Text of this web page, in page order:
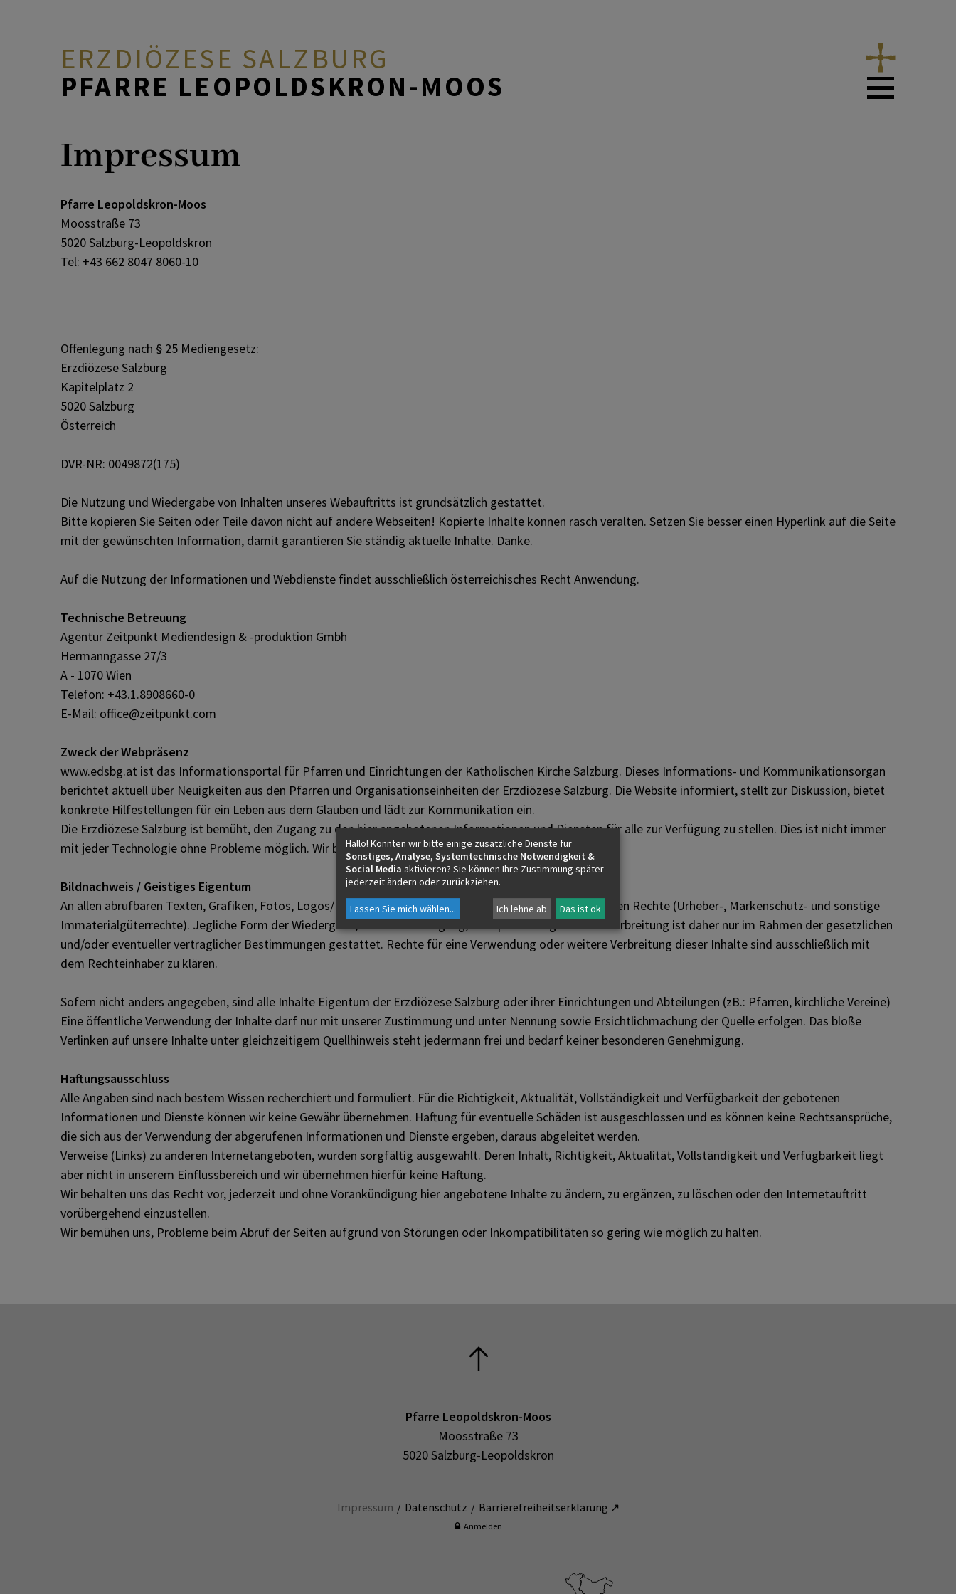
ERZDIÖZESE SALZBURG
PFARRE LEOPOLDSKRON-MOOS
Fotogalerien
DURCH DAS LEBEN
Firmung
Todesfall
Buße-Versöhnung
Räume für Feste und Feiern
Spirituelle Angebote
Frauen und Männer
Bildung und Kultur
Einander begegnen
Institutionen
ICH MÖCHTE
KONTAKT
Impressum
Pfarre Leopoldskron-Moos
Moosstraße 73
5020 Salzburg-Leopoldskron
Tel: +43 662 8047 8060-10
Offenlegung nach § 25 Mediengesetz:
Erzdiözese Salzburg
Kapitelplatz 2
5020 Salzburg
Österreich
DVR-NR: 0049872(175)
Die Nutzung und Wiedergabe von Inhalten unseres Webauftritts ist grundsätzlich gestattet.
Bitte kopieren Sie Seiten oder Teile davon nicht auf andere Webseiten! Kopierte Inhalte können rasch veralten. Setzen Sie besser einen Hyperlink auf die Seite
mit der gewünschten Information, damit garantieren Sie ständig aktuelle Inhalte. Danke.
Auf die Nutzung der Informationen und Webdienste findet ausschließlich österreichisches Recht Anwendung.
Technische Betreuung
Agentur Zeitpunkt Mediendesign & -produktion Gmbh
Hermanngasse 27/3
A - 1070 Wien
Telefon: +43.1.8908660-0
E-Mail: office@zeitpunkt.com
Zweck der Webpräsenz
www.edsbg.at ist das Informationsportal für Pfarren und Einrichtungen der Katholischen Kirche Salzburg. Dieses Informations- und Kommunikationsorgan
berichtet aktuell über Neuigkeiten aus den Pfarren und Organisationseinheiten der Erzdiözese Salzburg. Die Website informiert, stellt zur Diskussion, bietet
konkrete Hilfestellungen für ein Leben aus dem Glauben und lädt zur Kommunikation ein.
Die Erzdiözese Salzburg ist bemüht, den Zugang zu den hier angebotenen Informationen und Diensten für alle zur Verfügung zu stellen. Dies ist nicht immer
mit jeder Technologie ohne Probleme möglich. Wir bitten um Verständnis.
Bildnachweis / Geistiges Eigentum
An allen abrufbaren Texten, Grafiken, Fotos, Logos/Marken, Designs u. ä. (im folgenden "Inhalte") bestehen Rechte (Urheber-, Markenschutz- und sonstige
Immaterialgüterrechte). Jegliche Form der Wiedergabe, der Vervielfältigung, der Speicherung oder der Verbreitung ist daher nur im Rahmen der gesetzlichen
und/oder eventueller vertraglicher Bestimmungen gestattet. Rechte für eine Verwendung oder weitere Verbreitung dieser Inhalte sind ausschließlich mit
dem Rechteinhaber zu klären.
Sofern nicht anders angegeben, sind alle Inhalte Eigentum der Erzdiözese Salzburg oder ihrer Einrichtungen und Abteilungen (zB.: Pfarren, kirchliche Vereine)
Eine öffentliche Verwendung der Inhalte darf nur mit unserer Zustimmung und unter Nennung sowie Ersichtlichmachung der Quelle erfolgen. Das bloße
Verlinken auf unsere Inhalte unter gleichzeitigem Quellhinweis steht jedermann frei und bedarf keiner besonderen Genehmigung.
Haftungsausschluss
Alle Angaben sind nach bestem Wissen recherchiert und formuliert. Für die Richtigkeit, Aktualität, Vollständigkeit und Verfügbarkeit der gebotenen
Informationen und Dienste können wir keine Gewähr übernehmen. Haftung für eventuelle Schäden ist ausgeschlossen und es können keine Rechtsansprüche,
die sich aus der Verwendung der abgerufenen Informationen und Dienste ergeben, daraus abgeleitet werden.
Verweise (Links) zu anderen Internetangeboten, wurden sorgfältig ausgewählt. Deren Inhalt, Richtigkeit, Aktualität, Vollständigkeit und Verfügbarkeit liegt
aber nicht in unserem Einflussbereich und wir übernehmen hierfür keine Haftung.
Wir behalten uns das Recht vor, jederzeit und ohne Vorankündigung hier angebotene Inhalte zu ändern, zu ergänzen, zu löschen oder den Internetauftritt
vorübergehend einzustellen.
Wir bemühen uns, Probleme beim Abruf der Seiten aufgrund von Störungen oder Inkompatibilitäten so gering wie möglich zu halten.
Pfarre Leopoldskron-Moos
Moosstraße 73
5020 Salzburg-Leopoldskron
Impressum Datenschutz Barrierefreiheitserklärung ↗
Anmelden
Hallo! Könnten wir bitte einige zusätzliche Dienste für
Sonstiges, Analyse, Systemtechnische Notwendigkeit &
Social Media aktivieren? Sie können Ihre Zustimmung später
jederzeit ändern oder zurückziehen.
Lassen Sie mich wählen... Ich lehne ab Das ist ok